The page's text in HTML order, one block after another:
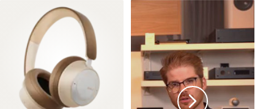
Accessoires
INSPIRATIE
MERKEN
NIEUW